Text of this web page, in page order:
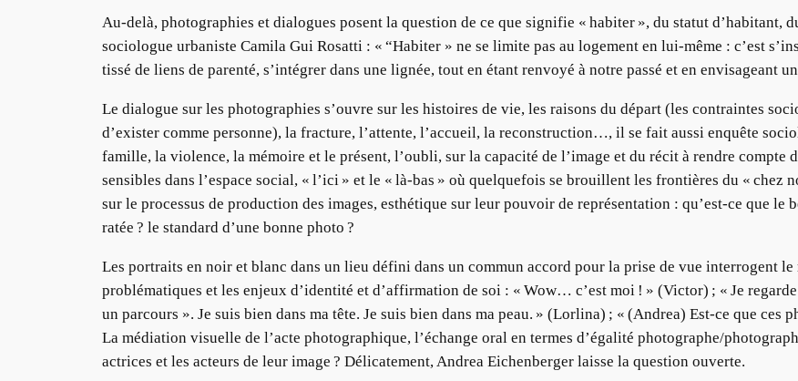
Au-delà, photographies et dialogues posent la question de ce que signifie « habiter », du statut d’habitant,
sociologue urbaniste Camila Gui Rosatti : « “Habiter » ne se limite pas au logement en lui-même : c’est
tissé de liens de parenté, s’intégrer dans une lignée, tout en étant renvoyé à notre passé et en envisageant
Le dialogue sur les photographies s’ouvre sur les histoires de vie, les raisons du départ (les contraintes
d’exister comme personne), la fracture, l’attente, l’accueil, la reconstruction…, il se fait aussi enquête
famille, la violence, la mémoire et le présent, l’oubli, sur la capacité de l’image et du récit à rendre compte
sensibles dans l’espace social, « l’ici » et le « là-bas » où quelquefois se brouillent les frontières du « chez
sur le processus de production des images, esthétique sur leur pouvoir de représentation : qu’est-ce que le
ratée ? le standard d’une bonne photo ?
Les portraits en noir et blanc dans un lieu défini dans un commun accord pour la prise de vue interrogent
problématiques et les enjeux d’identité et d’affirmation de soi : « Wow… c’est moi ! » (Victor) ; « Je
un parcours ». Je suis bien dans ma tête. Je suis bien dans ma peau. » (Lorlina) ; « (Andrea) Est-ce que
La médiation visuelle de l’acte photographique, l’échange oral en termes d’égalité photographe/
actrices et les acteurs de leur image ? Délicatement, Andrea Eichenberger laisse la question ouverte.